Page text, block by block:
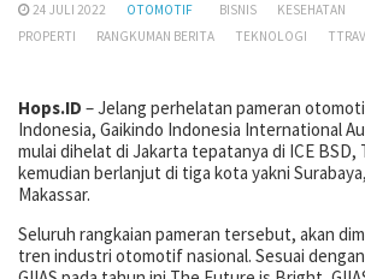
24 JULI 2022 OTOMOTIF BISNIS KESEHATAN
PROPERTI
RANGKUMAN BERITA TEKNOLOGI
Hops.ID – Jelang perhelatan pameran
Indonesia, Gaikindo Indonesia International
mulai dihelat di Jakarta tepatanya di ICE BSD,
kemudian berlanjut di tiga kota yakni
Makassar.
Seluruh rangkaian pameran tersebut, akan
tren industri otomotif nasional. Sesuai